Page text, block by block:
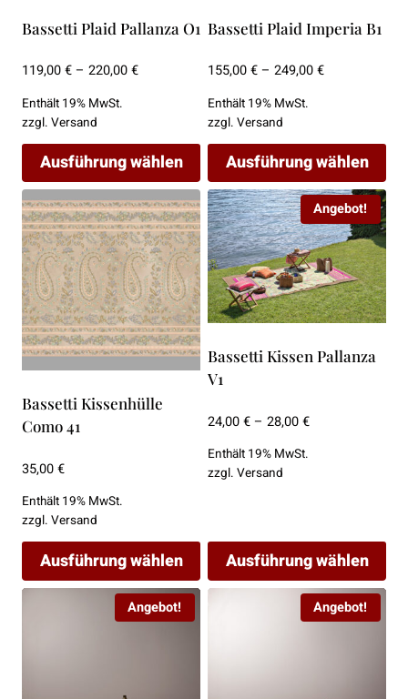
gewählt
werden
gewählt
werden
Bassetti Plaid Pallanza O1
119,00€– 220,00€Preisspanne:
Enthält 19% MwSt.
zzgl. Versand
Ausführung wählen
Dieses
Produkt
weist
mehrere
Varianten
auf.
Die
Optionen
auf
der
Produktseite
werden
Bassetti Plaid Imperia B1
155,00€– 249,00€Preisspanne:
Enthält 19% MwSt.
zzgl. Versand
Ausführung wählen
Dieses
Produkt
weist
mehrere
Varianten
auf.
Optionen
können
auf
Produktseite
Bassetti Kissenhülle
Como 41
35,00€
Enthält 19% MwSt.
zzgl. Versand
Ausführung wählen
Dieses
Angebot!
Bassetti Kissen Pallanza
V1
24,00€– 28,00€Preisspanne:
Enthält 19% MwSt.
zzgl. Versand
Ausführung wählen
Dieses
Angebot! Angebot!